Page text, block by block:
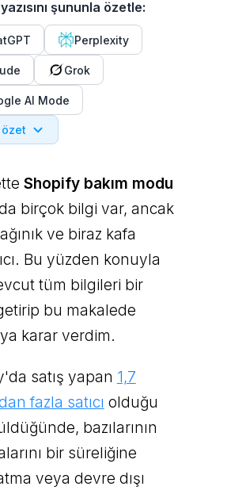
şununla özetle:
Perplexity
Grok
AI Mode
özet
Shopify bakım modu
birçok bilgi var, ancak
ve biraz kafa
Bu yüzden konuyla
tüm bilgileri bir
bu makalede
karar verdim.
satış yapan 1,7
fazla satıcı olduğu
bazılarının
bir süreliğine
veya devre dışı